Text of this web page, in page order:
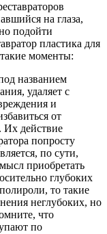
на глаза,
подойти
пластика для
моменты:
названием
удаляет с
и
от
Их действие
попросту
по сути,
приобретать
глубоких
то такие
неглубоких, но
что
по